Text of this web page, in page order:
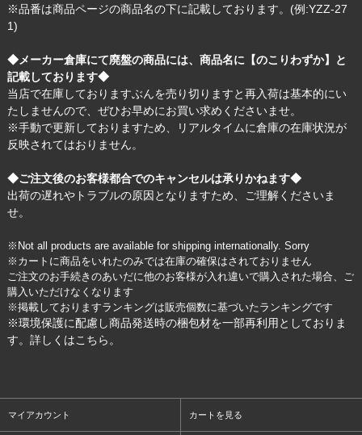
※品番は商品ページの商品名の下に記載しております。(例:YZZ-27
1)
◆メーカー倉庫にて廃盤の商品には、商品名に【のこりわずか】と
記載しております◆
当店で在庫しておりますぶんを売り切りますと再入荷は基本的にい
たしませんので、ぜひお早めにお買い求めくださいませ。
※手動で更新しておりますため、リアルタイムに倉庫の在庫状況が
反映されてはおりません。
◆ご注文後のお客様都合でのキャンセルは承りかねます◆
出荷の遅れやトラブルの原因となりますため、ご理解くださいま
せ。
※Not all products are available for shipping internationally. Sorry
※カートに商品をいれたのみでは在庫の確保はされておりません
ご注文のお手続きのあいだに他のお客様が入れ違いで購入された場合、ご
購入いただけなくなります
※掲載しておりますランキングは販売個数に基づいたランキングです
※環境保護に配慮し商品発送時の梱包材を一部再利用としておりま
す。詳しくはこちら 。
マイアカウント カートを見る